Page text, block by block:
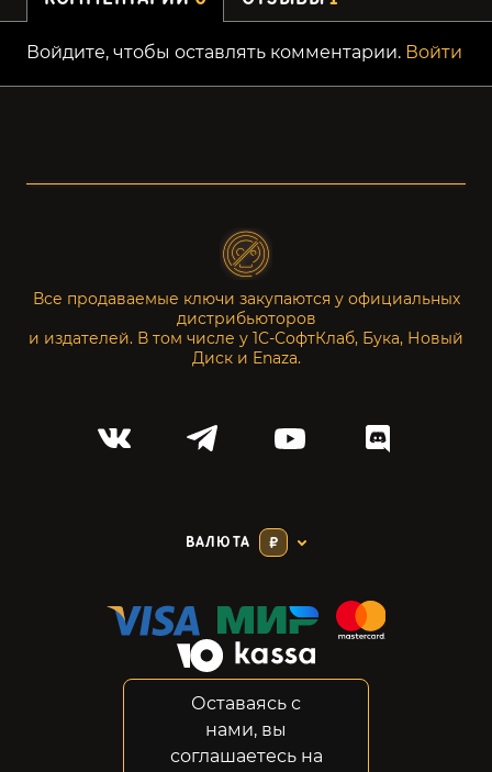
Войдите, чтобы оставлять комментарии. Войти
Все продаваемые ключи закупаются у официальных
дистрибьюторов
и издателей. В том числе у 1С-СофтКлаб, Бука, Новый
Диск и Enaza.
ВАЛЮТА ₽
Конфиденциальность
Возвраты
Оставаясь с
нами, вы
соглашаетесь на